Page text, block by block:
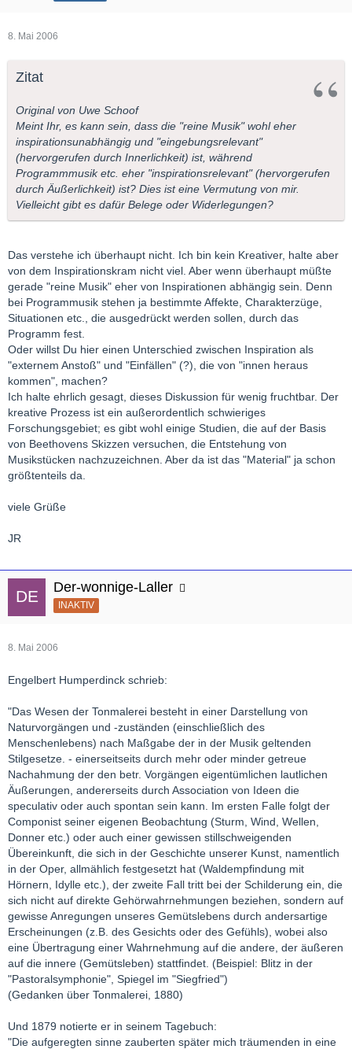
8. Mai 2006
Zitat
Original von Uwe Schoof
Meint Ihr, es kann sein, dass die "reine Musik" wohl eher
inspirationsunabhängig und "eingebungsrelevant"
(hervorgerufen durch Innerlichkeit) ist, während
Programmmusik etc. eher "inspirationsrelevant" (hervorgerufen
durch Äußerlichkeit) ist? Dies ist eine Vermutung von mir.
Vielleicht gibt es dafür Belege oder Widerlegungen?
Das verstehe ich überhaupt nicht. Ich bin kein Kreativer, halte aber
von dem Inspirationskram nicht viel. Aber wenn überhaupt müßte
gerade "reine Musik" eher von Inspirationen abhängig sein. Denn
bei Programmusik stehen ja bestimmte Affekte, Charakterzüge,
Situationen etc., die ausgedrückt werden sollen, durch das
Programm fest.
Oder willst Du hier einen Unterschied zwischen Inspiration als
"externem Anstoß" und "Einfällen" (?), die von "innen heraus
kommen", machen?
Ich halte ehrlich gesagt, dieses Diskussion für wenig fruchtbar. Der
kreative Prozess ist ein außerordentlich schwieriges
Forschungsgebiet; es gibt wohl einige Studien, die auf der Basis
von Beethovens Skizzen versuchen, die Entstehung von
Musikstücken nachzuzeichnen. Aber da ist das "Material" ja schon
größtenteils da.
viele Grüße
JR
Der-wonnige-Laller
INAKTIV
8. Mai 2006
Engelbert Humperdinck schrieb:
"Das Wesen der Tonmalerei besteht in einer Darstellung von
Naturvorgängen und -zuständen (einschließlich des
Menschenlebens) nach Maßgabe der in der Musik geltenden
Stilgesetze. - einerseitseits durch mehr oder minder getreue
Nachahmung der den betr. Vorgängen eigentümlichen lautlichen
Äußerungen, andererseits durch Association von Ideen die
speculativ oder auch spontan sein kann. Im ersten Falle folgt der
Componist seiner eigenen Beobachtung (Sturm, Wind, Wellen,
Donner etc.) oder auch einer gewissen stillschweigenden
Übereinkunft, die sich in der Geschichte unserer Kunst, namentlich
in der Oper, allmählich festgesetzt hat (Waldempfindung mit
Hörnern, Idylle etc.), der zweite Fall tritt bei der Schilderung ein, die
sich nicht auf direkte Gehörwahrnehmungen beziehen, sondern auf
gewisse Anregungen unseres Gemütslebens durch andersartige
Erscheinungen (z.B. des Gesichts oder des Gefühls), wobei also
eine Übertragung einer Wahrnehmung auf die andere, der äußeren
auf die innere (Gemütsleben) stattfindet. (Beispiel: Blitz in der
"Pastoralsymphonie", Spiegel im "Siegfried")
(Gedanken über Tonmalerei, 1880)
Und 1879 notierte er in seinem Tagebuch:
"Die aufgeregten sinne zauberten später mich träumenden in eine